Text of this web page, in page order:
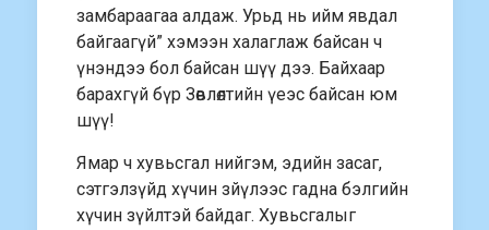
замбараагаа алдаж. Урьд нь ийм явдал
байгаагүй” хэмээн халаглаж байсан ч
үнэндээ бол байсан шүү дээ. Байхаар
барахгүй бүр Зөвлөлтийн үеэс байсан юм
шүү!
Ямар ч хувьсгал нийгэм, эдийн засаг,
сэтгэлзүйд хүчин зйүлээс гадна бэлгийн
хүчин зүйлтэй байдаг. Хувьсгалыг